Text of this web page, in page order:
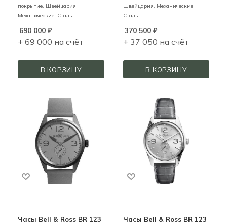
покрытие, Швейцария,
Механические, Сталь
690 000 ₽
+ 69 000 на счёт
В КОРЗИНУ
Швейцария, Механические,
Сталь
370 500₽
+ 37 050 на счёт
В КОРЗИНУ
Часы Bell & Ross BR 123
Часы Bell & Ross BR 123